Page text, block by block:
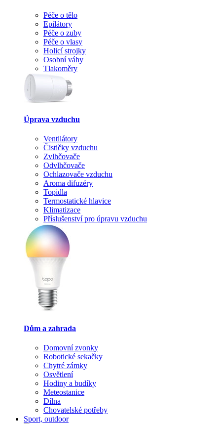
Péče o tělo
Epilátory
Péče o zuby
Péče o vlasy
Holicí strojky
Osobní váhy
Tlakoměry
Úprava vzduchu
Ventilátory
Čističky vzduchu
Zvlhčovače
Odvlhčovače
Ochlazovače vzduchu
Aroma difuzéry
Topidla
Termostatické hlavice
Klimatizace
Příslušenství pro úpravu vzduchu
Dům a zahrada
Domovní zvonky
Robotické sekačky
Chytré zámky
Osvětlení
Hodiny a budíky
Meteostanice
Dílna
Chovatelské potřeby
Sport, outdoor